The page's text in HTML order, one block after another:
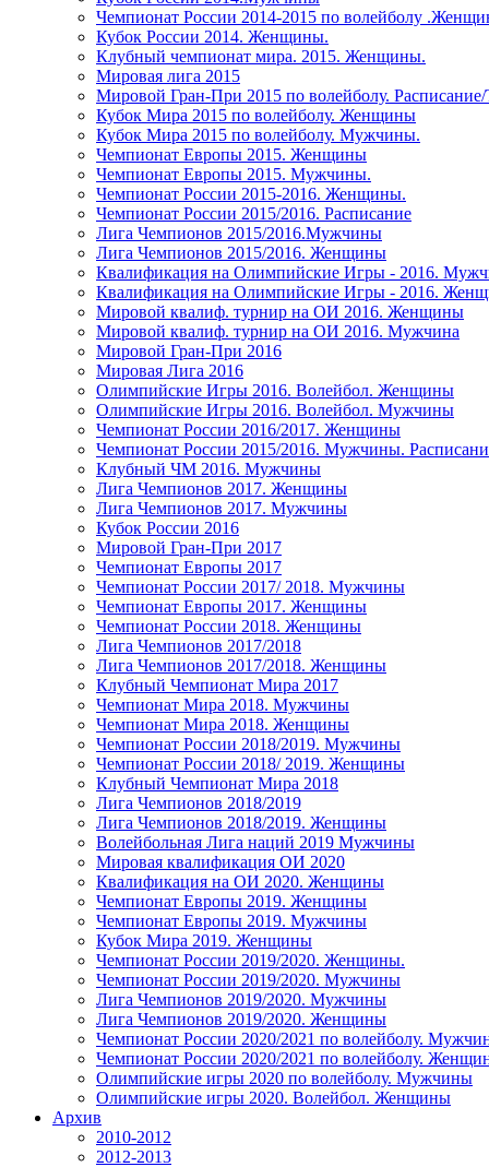
Чемпионат России 2014-2015 по волейболу
Кубок России 2014. Женщины.
Клубный чемпионат мира. 2015. Женщины.
Мировая лига 2015
Мировой Гран-При 2015 по волейболу.
Кубок Мира 2015 по волейболу. Женщины
Кубок Мира 2015 по волейболу. Мужчины.
Чемпионат Европы 2015. Женщины
Чемпионат Европы 2015. Мужчины.
Чемпионат России 2015-2016. Женщины.
Чемпионат России 2015/2016. Расписание
Лига Чемпионов 2015/2016.Мужчины
Лига Чемпионов 2015/2016. Женщины
Квалификация на Олимпийские Игры - 2016.
Квалификация на Олимпийские Игры - 2016.
Мировой квалиф. турнир на ОИ 2016. Женщины
Мировой квалиф. турнир на ОИ 2016. Мужчина
Мировой Гран-При 2016
Мировая Лига 2016
Олимпийские Игры 2016. Волейбол. Женщины
Олимпийские Игры 2016. Волейбол. Мужчины
Чемпионат России 2016/2017. Женщины
Чемпионат России 2015/2016. Мужчины.
Клубный ЧМ 2016. Мужчины
Лига Чемпионов 2017. Женщины
Лига Чемпионов 2017. Мужчины
Кубок России 2016
Мировой Гран-При 2017
Чемпионат Европы 2017
Чемпионат России 2017/ 2018. Мужчины
Чемпионат Европы 2017. Женщины
Чемпионат России 2018. Женщины
Лига Чемпионов 2017/2018
Лига Чемпионов 2017/2018. Женщины
Клубный Чемпионат Мира 2017
Чемпионат Мира 2018. Мужчины
Чемпионат Мира 2018. Женщины
Чемпионат России 2018/2019. Мужчины
Чемпионат России 2018/ 2019. Женщины
Клубный Чемпионат Мира 2018
Лига Чемпионов 2018/2019
Лига Чемпионов 2018/2019. Женщины
Волейбольная Лига наций 2019 Мужчины
Мировая квалификация ОИ 2020
Квалификация на ОИ 2020. Женщины
Чемпионат Европы 2019. Женщины
Чемпионат Европы 2019. Мужчины
Кубок Мира 2019. Женщины
Чемпионат России 2019/2020. Женщины.
Чемпионат России 2019/2020. Мужчины
Лига Чемпионов 2019/2020. Мужчины
Лига Чемпионов 2019/2020. Женщины
Чемпионат России 2020/2021 по волейболу.
Чемпионат России 2020/2021 по волейболу.
Олимпийские игры 2020 по волейболу. Мужчины
Олимпийские игры 2020. Волейбол. Женщины
Архив
2010-2012
2012-2013